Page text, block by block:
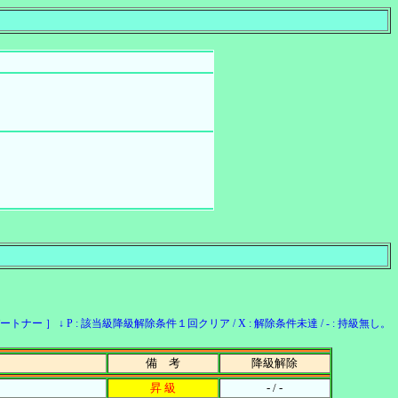
ナー ］ ↓ P : 該当級降級解除条件１回クリア / X : 解除条件未達 / - : 持級無し。
備 考
降級解除
昇 級
- / -